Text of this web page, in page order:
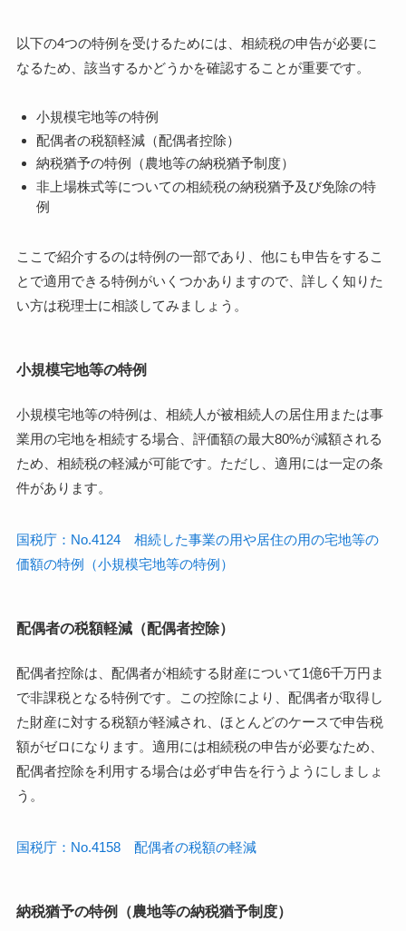
以下の4つの特例を受けるためには、相続税の申告が必要に
なるため、該当するかどうかを確認することが重要です。
小規模宅地等の特例
配偶者の税額軽減（配偶者控除）
納税猶予の特例（農地等の納税猶予制度）
非上場株式等についての相続税の納税猶予及び免除の特
例
ここで紹介するのは特例の一部であり、他にも申告をするこ
とで適用できる特例がいくつかありますので、詳しく知りた
い方は税理士に相談してみましょう。
小規模宅地等の特例
小規模宅地等の特例は、相続人が被相続人の居住用または事
業用の宅地を相続する場合、評価額の最大80%が減額される
ため、相続税の軽減が可能です。ただし、適用には一定の条
件があります。
国税庁：No.4124 相続した事業の用や居住の用の宅地等の
価額の特例（小規模宅地等の特例）
配偶者の税額軽減（配偶者控除）
配偶者控除は、配偶者が相続する財産について1億6千万円ま
で非課税となる特例です。この控除により、配偶者が取得し
た財産に対する税額が軽減され、ほとんどのケースで申告税
額がゼロになります。適用には相続税の申告が必要なため、
配偶者控除を利用する場合は必ず申告を行うようにしましょ
う。
国税庁：No.4158 配偶者の税額の軽減
納税猶予の特例（農地等の納税猶予制度）